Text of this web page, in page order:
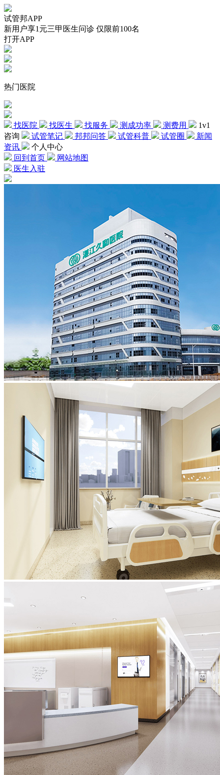
试管邦APP
新用户享1元三甲医生问诊 仅限前100名
打开APP
热门医院
找医院 找医生 找服务 测成功率 测费用
1v1
咨询
试管笔记 邦邦问答 试管科普 试管圈
新闻
资讯
个人中心
回到首页
网站地图
医生入驻